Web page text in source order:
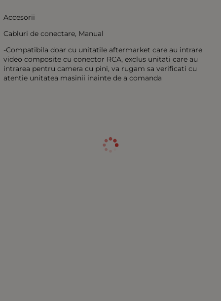
Accesorii
Cabluri de conectare, Manual
-Compatibila doar cu unitatile aftermarket care au intrare
video composite cu conector RCA, exclus unitati care au
intrarea pentru camera cu pini, va rugam sa verificati cu
atentie unitatea masinii inainte de a comanda